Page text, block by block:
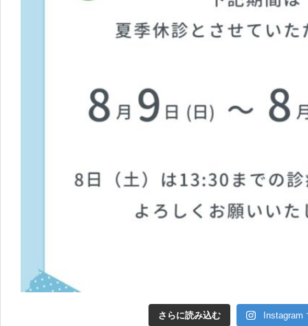
さらに読み込む Instagram